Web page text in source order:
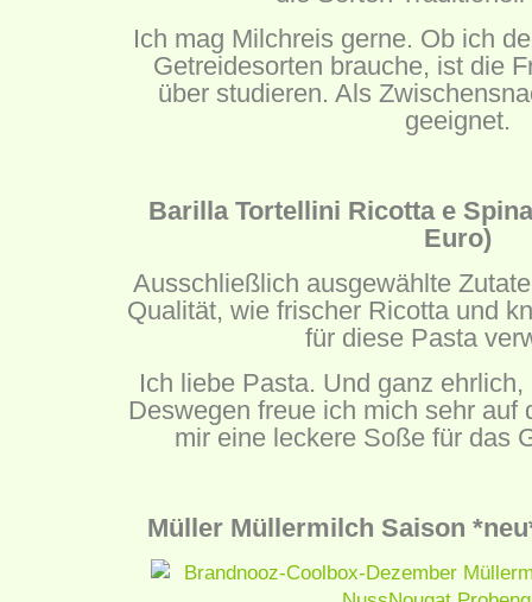
Ich mag Milchreis gerne. Ob ich
Getreidesorten brauche, ist die
über studieren. Als
geeignet.
Barilla Tortellini Ricotta e
Euro)
Ausschließlich ausgewählte
Qualität, wie frischer Ricotta und
für diese Pasta
Ich liebe Pasta. Und ganz
Deswegen freue ich mich sehr auf
mir eine leckere Soße für das
Müller Müllermilch Saison